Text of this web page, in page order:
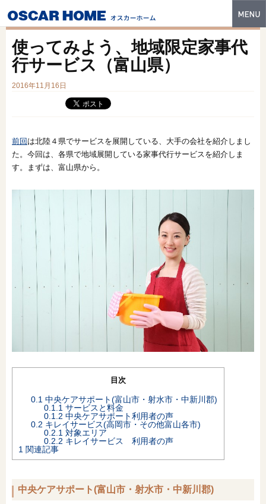
特長
イベント・モデルハウス
建築実例
スマートセレクト
土地情報
オンライン相談会
使ってみよう、地域限定家事代
行サービス（富山県）
2016年11月16日
前回 は北陸４県でサービスを展開している、大手の会社を紹介しまし
た。今回は、各県で地域展開している家事代行サービスを紹介しま
す。まずは、富山県から。
目次
0.1 中央ケアサポート(富山市・射水市・中新川郡)
0.1.1 サービスと料金
0.1.2 中央ケアサポート利用者の声
0.2 キレイサービス(高岡市・その他富山各市)
0.2.1 対象エリア
0.2.2 キレイサービス 利用者の声
1 関連記事
中央ケアサポート(富山市・射水市・中新川郡)